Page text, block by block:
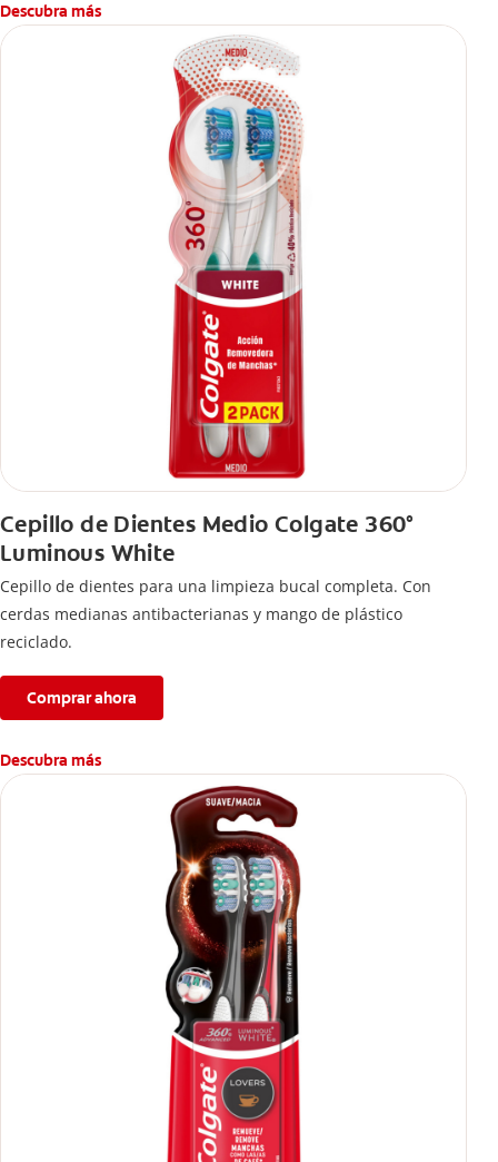
Descubra más
Cepillo de Dientes Medio Colgate 360°
Luminous White
Cepillo de dientes para una limpieza bucal completa. Con
cerdas medianas antibacterianas y mango de plástico
reciclado.
Comprar ahora
Descubra más